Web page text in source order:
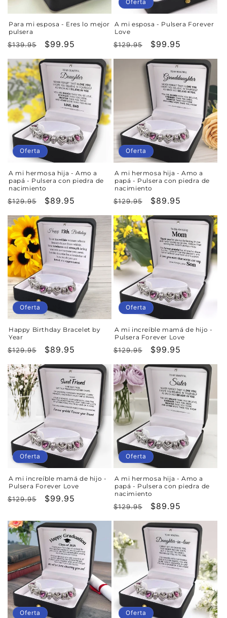
:Para mi esposa - Eres lo mejor
pulsera
Precio
habitual
$139.95
Precio
de
oferta
$99.95
Oferta
A mi esposa - Pulsera Forever
Love
Precio
habitual
$129.95
Precio
de
oferta
$99.95
Oferta
A mi hermosa hija - Amo a
papá - Pulsera con piedra de
nacimiento
Precio
habitual
$129.95
Precio
de
oferta
$89.95
Oferta
A mi hermosa hija - Amo a
papá - Pulsera con piedra de
nacimiento
Precio
habitual
$129.95
Precio
de
oferta
$89.95
Oferta
Happy Birthday Bracelet by
Year
Precio
habitual
$129.95
Precio
de
oferta
$89.95
Oferta
A mi increíble mamá de hijo -
Pulsera Forever Love
Precio
habitual
$129.95
Precio
de
oferta
$99.95
Oferta
A mi increíble mamá de hijo -
Pulsera Forever Love
Precio
$129.95
Precio
oferta
$99.95
Oferta
A mi hermosa hija - Amo a
papá - Pulsera con piedra de
nacimiento
Precio
habitual
$129.95
Precio
de
oferta
$89.95
Oferta Oferta